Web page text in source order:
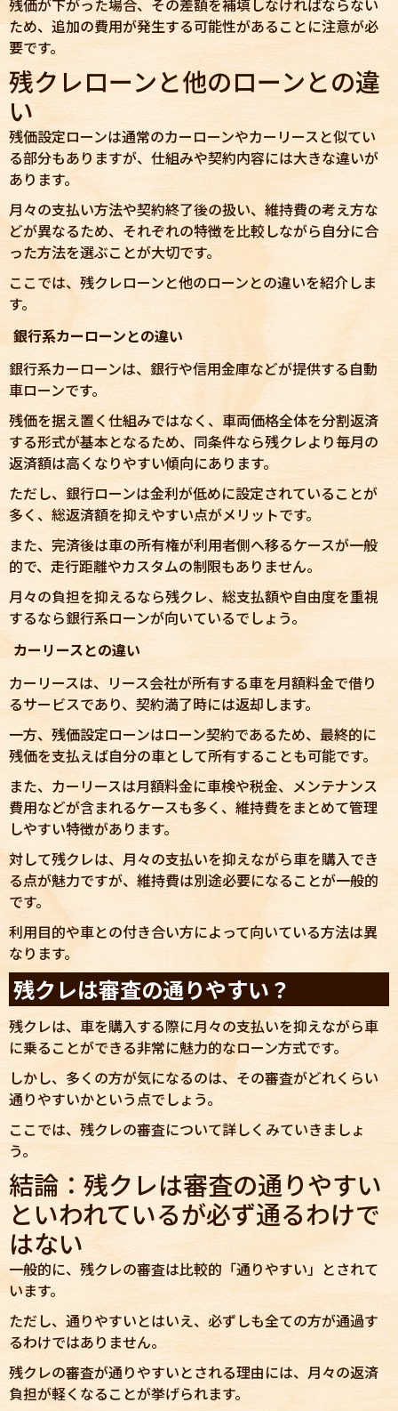
ため、追加の費用が発生する可能性があることに注意が必
要です。
残クレローンと他のローンとの違
い
残価設定ローンは通常のカーローンやカーリースと似てい
る部分もありますが、仕組みや契約内容には大きな違いが
あります。
月々の支払い方法や契約終了後の扱い、維持費の考え方な
どが異なるため、それぞれの特徴を比較しながら自分に合
った方法を選ぶことが大切です。
ここでは、残クレローンと他のローンとの違いを紹介しま
す。
銀行系カーローンとの違い
銀行系カーローンは、銀行や信用金庫などが提供する自動
車ローンです。
残価を据え置く仕組みではなく、車両価格全体を分割返済
する形式が基本となるため、同条件なら残クレより毎月の
返済額は高くなりやすい傾向にあります。
ただし、銀行ローンは金利が低めに設定されていることが
多く、総返済額を抑えやすい点がメリットです。
また、完済後は車の所有権が利用者側へ移るケースが一般
的で、走行距離やカスタムの制限もありません。
月々の負担を抑えるなら残クレ、総支払額や自由度を重視
するなら銀行系ローンが向いているでしょう。
カーリースとの違い
カーリースは、リース会社が所有する車を月額料金で借り
るサービスであり、契約満了時には返却します。
一方、残価設定ローンはローン契約であるため、最終的に
残価を支払えば自分の車として所有することも可能です。
また、カーリースは月額料金に車検や税金、メンテナンス
費用などが含まれるケースも多く、維持費をまとめて管理
しやすい特徴があります。
対して残クレは、月々の支払いを抑えながら車を購入でき
る点が魅力ですが、維持費は別途必要になることが一般的
です。
利用目的や車との付き合い方によって向いている方法は異
なります。
残クレは審査の通りやすい？
残クレは、車を購入する際に月々の支払いを抑えながら車
に乗ることができる非常に魅力的なローン方式です。
しかし、多くの方が気になるのは、その審査がどれくらい
通りやすいかという点でしょう。
ここでは、残クレの審査について詳しくみていきましょ
う。
結論：残クレは審査の通りやすい
といわれているが必ず通るわけで
はない
一般的に、残クレの審査は比較的「通りやすい」とされて
います。
ただし、通りやすいとはいえ、必ずしも全ての方が通過す
るわけではありません。
残クレの審査が通りやすいとされる理由には、月々の返済
負担が軽くなることが挙げられます。